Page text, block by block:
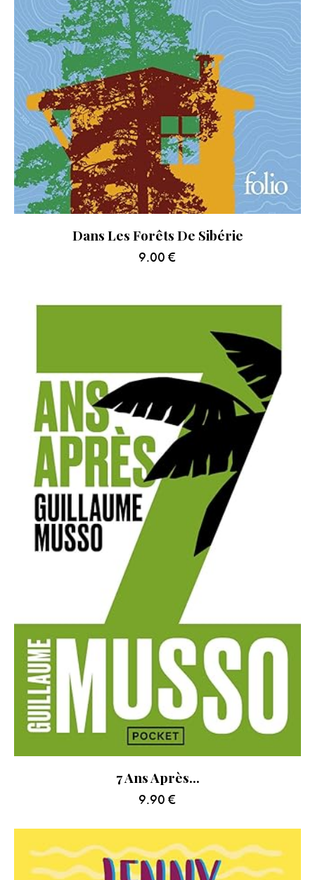
Dans Les Forêts De Sibérie
9.00 €
7 Ans Après…
9.90 €